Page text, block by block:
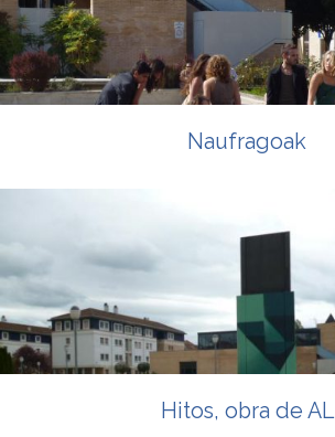
Naufragoak
Hitos, obra de AL